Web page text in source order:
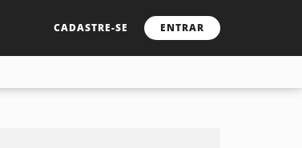
CADASTRE-SE ENTRAR